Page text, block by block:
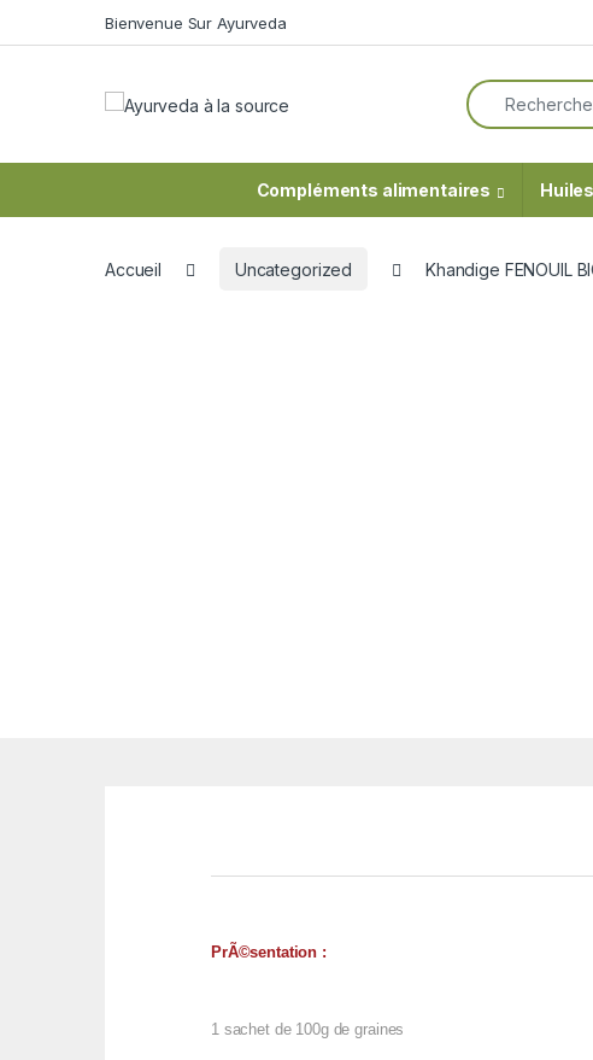
Bienvenue Sur Ayurveda
Search for:
Compléments alimentaires
Accueil Uncategorized Khandige FENOUIL
PrÃ©sentation :
1 sachet de 100g de graines